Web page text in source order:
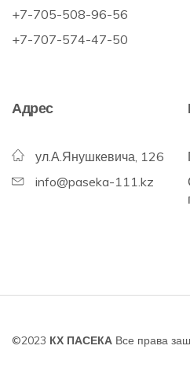
+7-705-508-96-56
+7-707-574-47-50
Адрес
ул.А.Янушкевича, 126
info@paseka-111.kz
©2023 КХ ПАСЕКА Все права